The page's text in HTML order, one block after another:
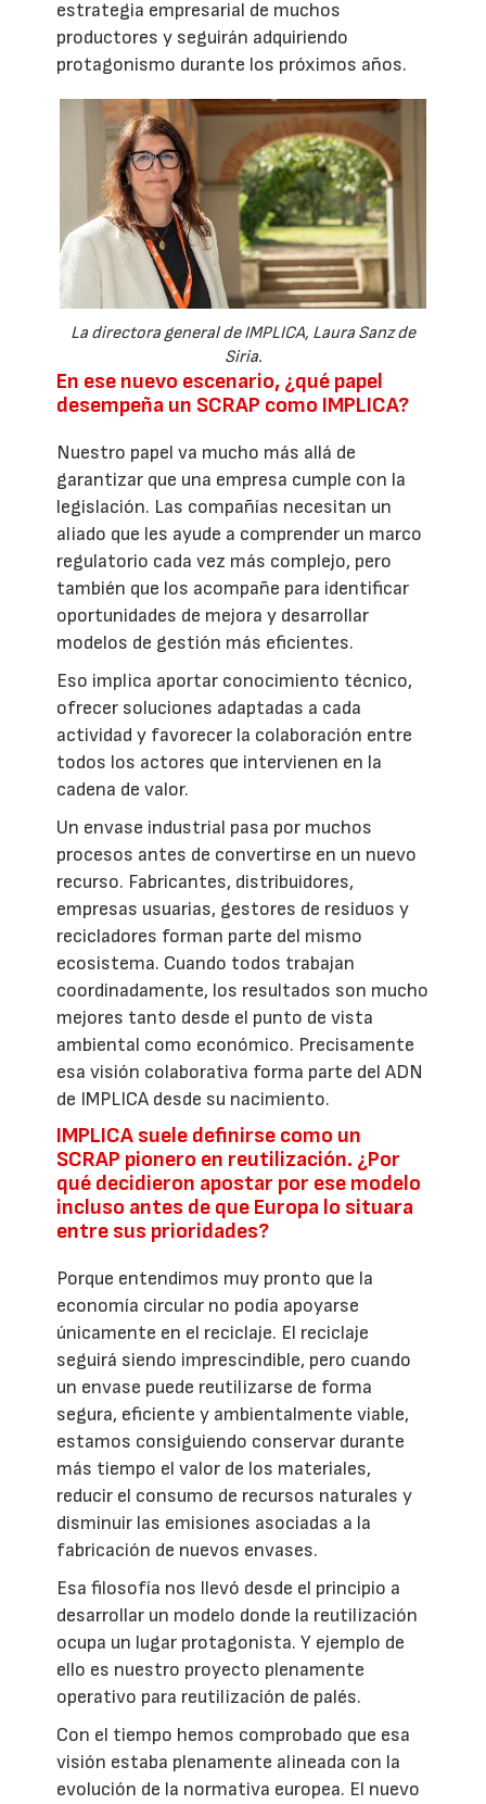
estrategia empresarial de muchos
productores y seguirán adquiriendo
protagonismo durante los próximos años.
La directora general de IMPLICA, Laura Sanz de
Siria.
En ese nuevo escenario, ¿qué papel
desempeña un SCRAP como IMPLICA?
Nuestro papel va mucho más allá de
garantizar que una empresa cumple con la
legislación. Las compañías necesitan un
aliado que les ayude a comprender un marco
regulatorio cada vez más complejo, pero
también que los acompañe para identificar
oportunidades de mejora y desarrollar
modelos de gestión más eficientes.
Eso implica aportar conocimiento técnico,
ofrecer soluciones adaptadas a cada
actividad y favorecer la colaboración entre
todos los actores que intervienen en la
cadena de valor.
Un envase industrial pasa por muchos
procesos antes de convertirse en un nuevo
recurso. Fabricantes, distribuidores,
empresas usuarias, gestores de residuos y
recicladores forman parte del mismo
ecosistema. Cuando todos trabajan
coordinadamente, los resultados son mucho
mejores tanto desde el punto de vista
ambiental como económico. Precisamente
esa visión colaborativa forma parte del ADN
de IMPLICA desde su nacimiento.
IMPLICA suele definirse como un
SCRAP pionero en reutilización. ¿Por
qué decidieron apostar por ese modelo
incluso antes de que Europa lo situara
entre sus prioridades?
Porque entendimos muy pronto que la
economía circular no podía apoyarse
únicamente en el reciclaje. El reciclaje
seguirá siendo imprescindible, pero cuando
un envase puede reutilizarse de forma
segura, eficiente y ambientalmente viable,
estamos consiguiendo conservar durante
más tiempo el valor de los materiales,
reducir el consumo de recursos naturales y
disminuir las emisiones asociadas a la
fabricación de nuevos envases.
Esa filosofía nos llevó desde el principio a
desarrollar un modelo donde la reutilización
ocupa un lugar protagonista. Y ejemplo de
ello es nuestro proyecto plenamente
operativo para reutilización de palés.
Con el tiempo hemos comprobado que esa
visión estaba plenamente alineada con la
evolución de la normativa europea. El nuevo